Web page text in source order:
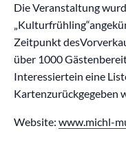
Die Veranstaltung
Zeitpunkt
über 1000
Interessiertein eine
Kartenzurückgegeben
Website: www.michl-